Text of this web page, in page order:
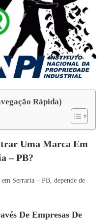
Rápida)
Uma Marca Em
– PB?
Serraria – PB, depende de
De Empresas De